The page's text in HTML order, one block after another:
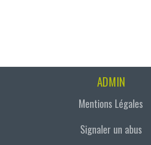
ADMIN
Mentions Légales
Signaler un abus